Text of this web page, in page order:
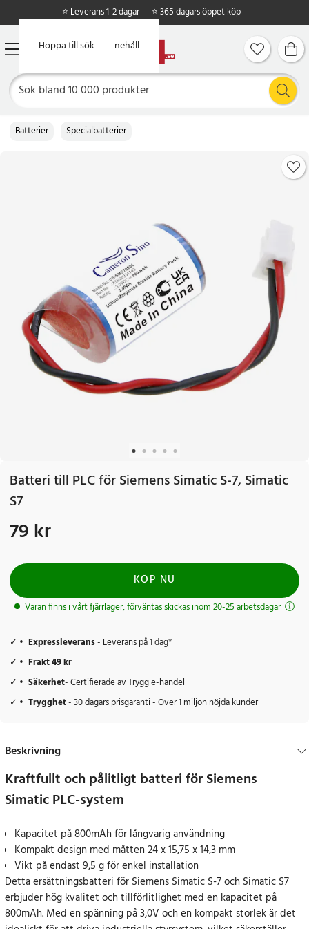
Hoppa till huvudinnehåll
Hoppa till sök
⭐ Leverans 1-2 dagar ⭐ 365 dagars öppet köp
Batterier Specialbatterier
Batteri till PLC för Siemens Simatic S-7, Simatic
S7
Pris: 79 kr
79 kr
KÖP NU
Varan finns i vårt fjärrlager, förväntas skickas inom 20-25 arbetsdagar
Expressleverans- Leverans på 1 dag*
Frakt 49 kr
Säkerhet- Certifierade av Trygg e-handel
Trygghet- 30 dagars prisgaranti - Över 1 miljon nöjda kunder
Beskrivning
Kraftfullt och pålitligt batteri för Siemens
Simatic PLC-system
Kapacitet på 800mAh för långvarig användning
Kompakt design med måtten 24 x 15,75 x 14,3 mm
Vikt på endast 9,5 g för enkel installation
Detta ersättningsbatteri för Siemens Simatic S-7 och Simatic S7
erbjuder hög kvalitet och tillförlitlighet med en kapacitet på
800mAh. Med en spänning på 3,0V och en kompakt storlek är det